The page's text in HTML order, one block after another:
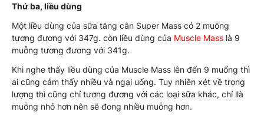
Thứ ba, liều dùng
Một liều dùng của sữa tăng cân Super Mass có 2 muỗng
tương đương với 347g. còn liều dùng của Muscle Mass là 9
muỗng tương đương với 341g.
Khi nghe thấy liều dùng của Muscle Mass lên đến 9 muống thì
ai cũng cảm thấy nhiều và ngại uống. Tuy nhiên xét về trọng
lượng thì cũng chỉ tương đương với các loại sữa khác, chỉ llà
muỗng nhỏ hơn nên sẽ đong nhiều muỗng hơn.